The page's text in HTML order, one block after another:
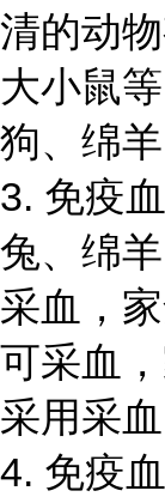
清的动
大小鼠
狗、绵羊
3. 免疫
兔、绵
采血，
可采血
采用采血
4. 免疫